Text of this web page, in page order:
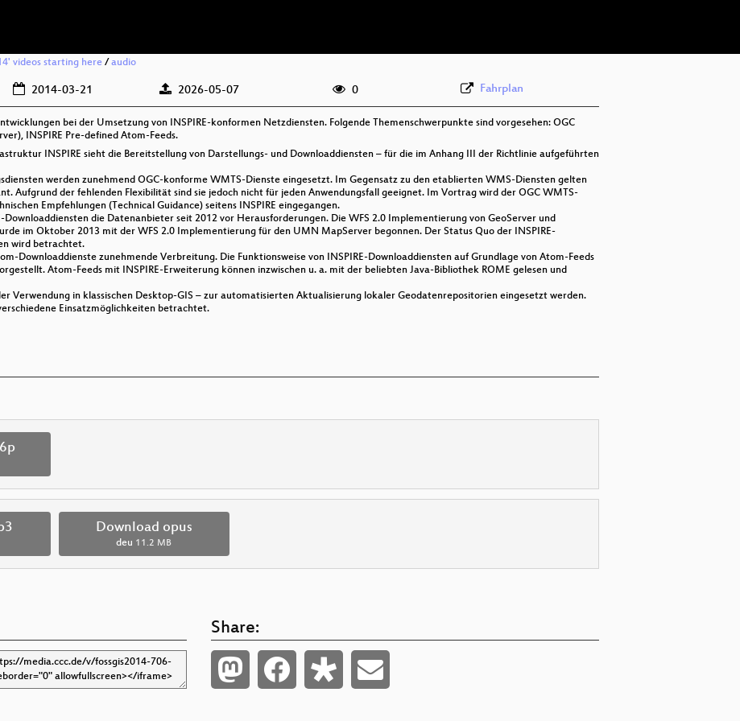
videos starting here/ audio
2014-03-21 2026-05-07 0 Fahrplan
bei der Umsetzung von INSPIRE-konformen Netzdiensten. Folgende Themenschwerpunkte sind vorgesehen: OGC
INSPIRE Pre-defined Atom-Feeds.
INSPIRE sieht die Bereitstellung von Darstellungs- und Downloaddiensten – für die im Anhang III der Richtlinie aufgeführten
werden zunehmend OGC-konforme WMTS-Dienste eingesetzt. Im Gegensatz zu den etablierten WMS-Diensten gelten
Aufgrund der fehlenden Flexibilität sind sie jedoch nicht für jeden Anwendungsfall geeignet. Im Vortrag wird der OGC WMTS-
Empfehlungen (Technical Guidance) seitens INSPIRE eingegangen.
die Datenanbieter seit 2012 vor Herausforderungen. Die WFS 2.0 Implementierung von GeoServer und
im Oktober 2013 mit der WFS 2.0 Implementierung für den UMN MapServer begonnen. Der Status Quo der INSPIRE-
wird betrachtet.
Downloaddienste zunehmende Verbreitung. Die Funktionsweise von INSPIRE-Downloaddiensten auf Grundlage von Atom-Feeds
Atom-Feeds mit INSPIRE-Erweiterung können inzwischen u. a. mit der beliebten Java-Bibliothek ROME gelesen und
Verwendung in klassischen Desktop-GIS – zur automatisierten Aktualisierung lokaler Geodatenrepositorien eingesetzt werden.
Einsatzmöglichkeiten betrachtet.
Download opus
deu 11.2 MB
Share: